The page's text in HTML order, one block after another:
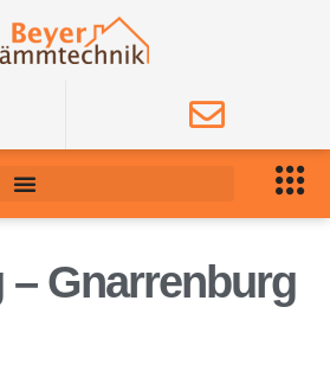
– Gnarrenburg